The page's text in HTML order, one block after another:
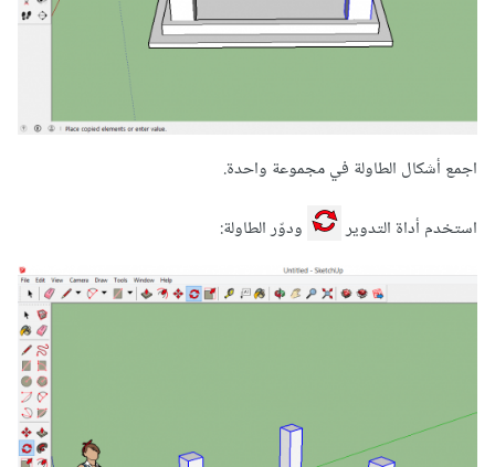
اجمع أشكال الطاولة في مجموعة واحدة.
استخدم أداة التدوير
ودوّر الطاولة: